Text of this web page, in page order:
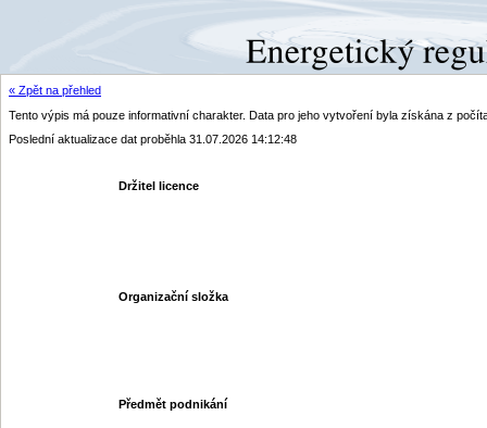
« Zpět na přehled
Tento výpis má pouze informativní charakter. Data pro jeho vytvoření byla získána z
Poslední aktualizace dat proběhla 31.07.2026 14:12:48
Držitel licence
Organizační složka
Předmět podnikání